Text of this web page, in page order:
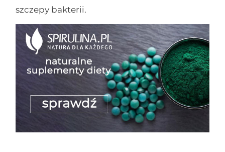
szczepy bakterii.